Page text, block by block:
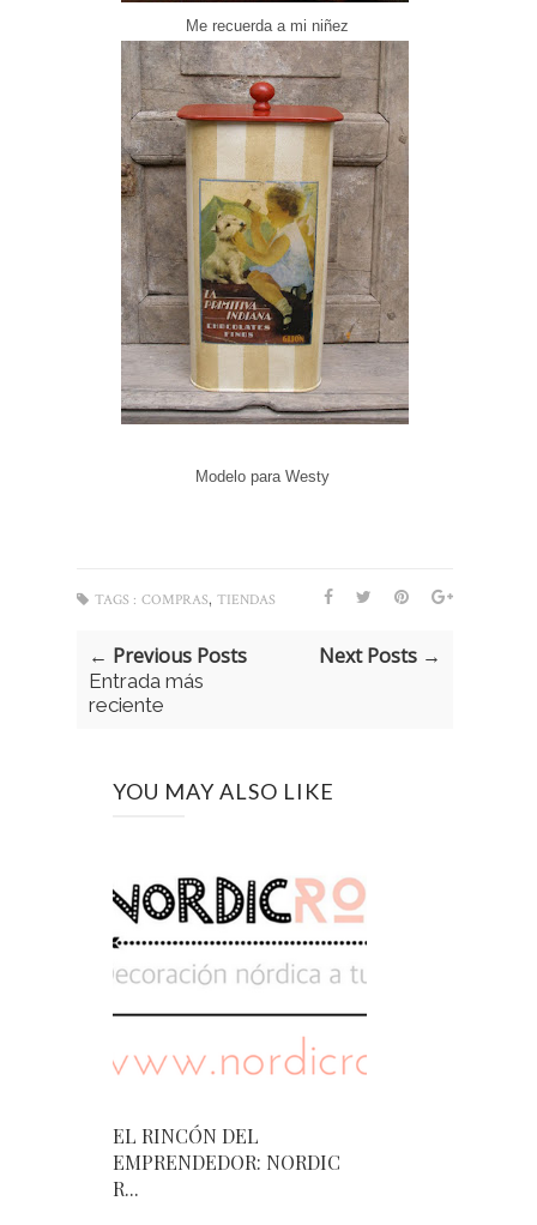
Me recuerda a mi niñez
Modelo para Westy
TAGS : COMPRAS, TIENDAS
← Previous Posts
Entrada más
reciente
Next Posts →
YOU MAY ALSO LIKE
EL RINCÓN DEL
EMPRENDEDOR: NORDIC
R...